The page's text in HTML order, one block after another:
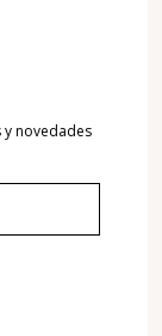
novedades